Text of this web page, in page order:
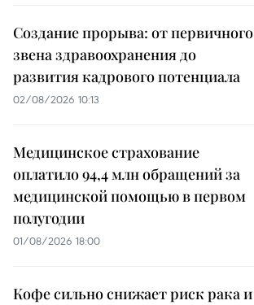
Создание прорыва: от первичного
звена здравоохранения до
развития кадрового потенциала
02/08/2026 10:13
Медицинское страхование
оплатило 94,4 млн обращений за
медицинской помощью в первом
полугодии
01/08/2026 18:00
Кофе сильно снижает риск рака и